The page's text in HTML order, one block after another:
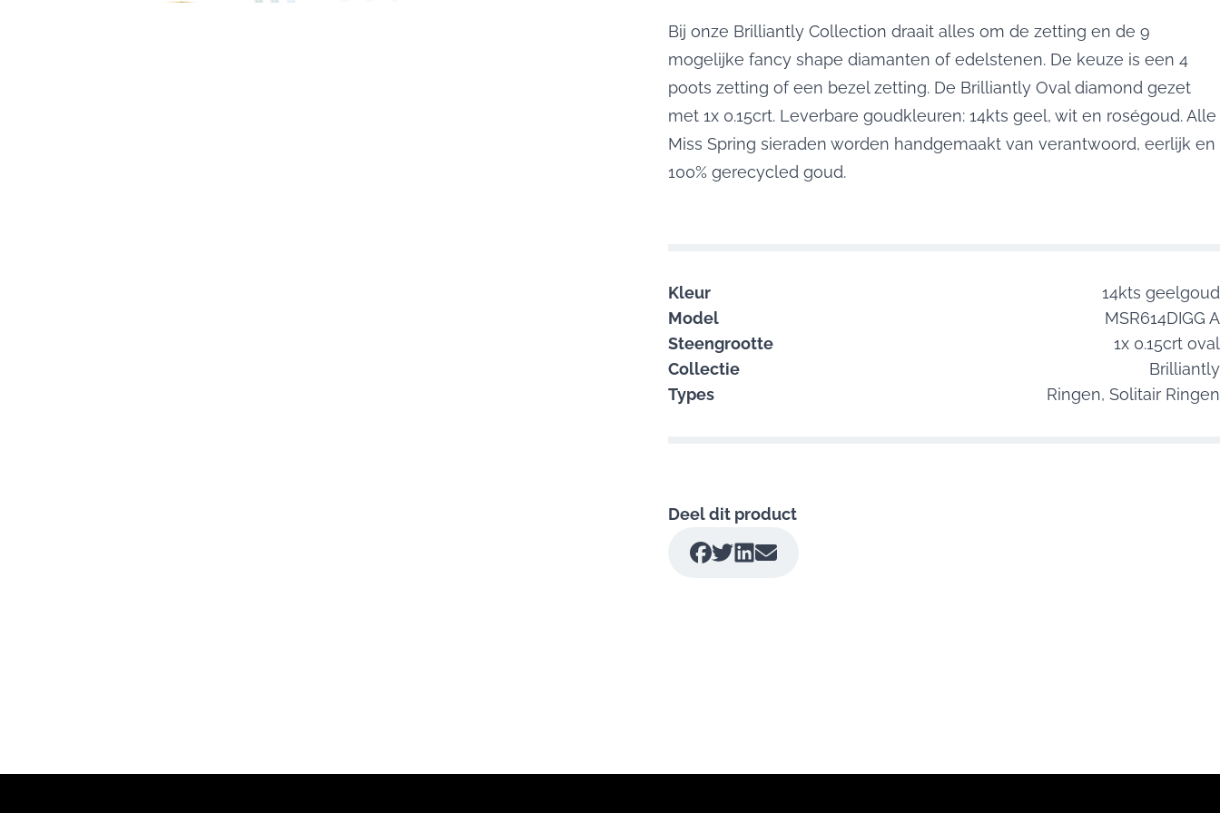
Bij onze Brilliantly Collection draait alles om de zetting en de 9
mogelijke fancy shape diamanten of edelstenen. De keuze is een 4
poots zetting of een bezel zetting. De Brilliantly Oval diamond gezet
met 1x 0.15crt. Leverbare goudkleuren: 14kts geel, wit en roségoud. Alle
Miss Spring sieraden worden handgemaakt van verantwoord, eerlijk en
100% gerecycled goud.
Kleur
14kts geelgoud
Model
MSR614DIGG A
Steengrootte
1x 0.15crt oval
Collectie
Brilliantly
Types
Ringen, Solitair Ringen
Deel dit product